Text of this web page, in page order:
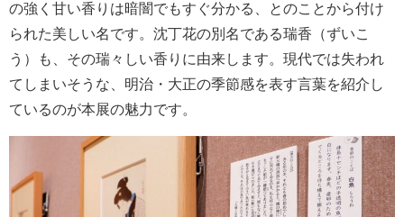
の強く甘い香りは暗闇でもすぐ分かる、とのことから付け
られた美しい名です。沈丁花の別名である瑞香（ずいこ
う）も、その瑞々しい香りに由来します。現代では失われ
てしまいそうな、明治・大正の季節感を表す言葉を紹介し
ているのが本展の魅力です。